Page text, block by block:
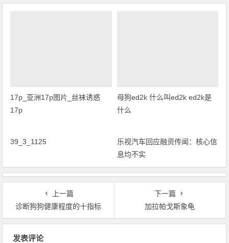
17p_亚洲17p图片_丝袜诱惑
17p
母狗ed2k 什么叫ed2k ed2k是
什么
39_3_1125
乐视汽车回应融资传闻：核心信
息均不实